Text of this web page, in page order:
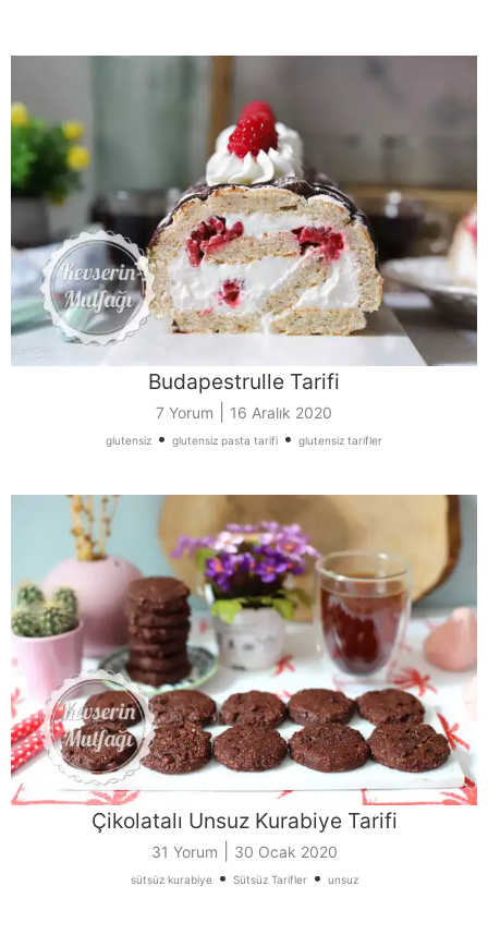
Budapestrulle Tarifi
7 Yorum 16 Aralık 2020
glutensiz • glutensiz pasta tarifi • glutensiz tarifler
Çikolatalı Unsuz Kurabiye Tarifi
31 Yorum 30 Ocak 2020
sütsüz kurabiye• Sütsüz Tarifler• unsuz